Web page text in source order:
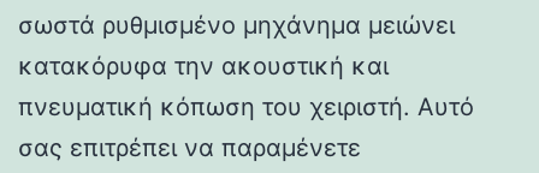
σωστά ρυθμισμένο μηχάνημα μειώνει
κατακόρυφα την ακουστική και
πνευματική κόπωση του χειριστή. Αυτό
σας επιτρέπει να παραμένετε